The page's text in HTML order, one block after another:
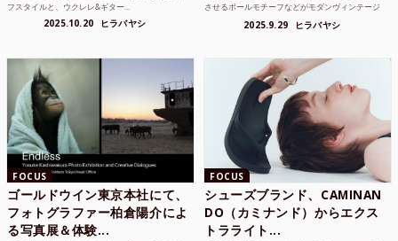
フスタイルと、ウクレレ&ギター...
2025.10.20 ヒラバヤシ
させるボールモチーフなどがモダンヴィンテージ
2025.9.29 ヒラバヤシ
FOCUS
ゴールドウイン東京本社にて、
フォトグラファー柏倉陽介によ
る写真展＆体験...
FOCUS
シューズブランド、CAMINAN
DO（カミナンド）からエクス
トラライト...